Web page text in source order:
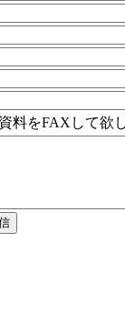
資料をFAXして